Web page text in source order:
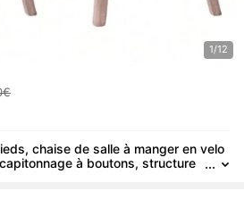
1/12
chaise de salle à manger en velo
à boutons, structure